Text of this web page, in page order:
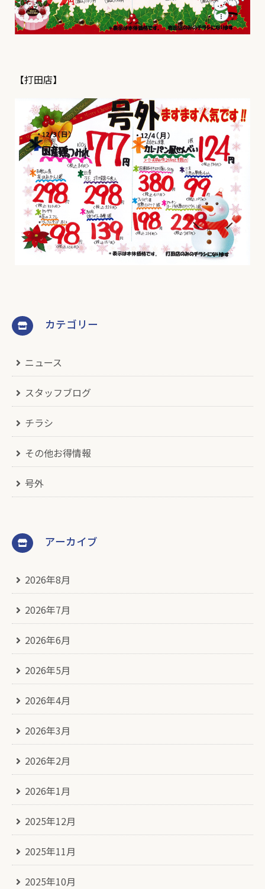
【打田店】
カテゴリー
ニュース
スタッフブログ
チラシ
その他お得情報
号外
アーカイブ
2026年8月
2026年7月
2026年6月
2026年5月
2026年4月
2026年3月
2026年2月
2026年1月
2025年12月
2025年11月
2025年10月